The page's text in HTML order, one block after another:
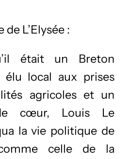
L’Elysée :
était un Breton
élu local aux prises
agricoles et un
cœur, Louis Le
la vie politique de
celle de la